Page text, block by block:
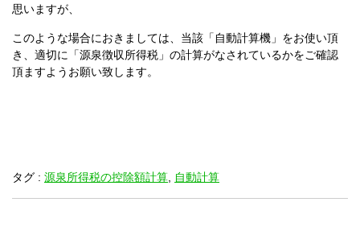
思いますが、
このような場合におきましては、当該「自動計算機」をお使い頂
き、適切に「源泉徴収所得税」の計算がなされているかをご確認
頂ますようお願い致します。
タグ : 源泉所得税の控除額計算, 自動計算